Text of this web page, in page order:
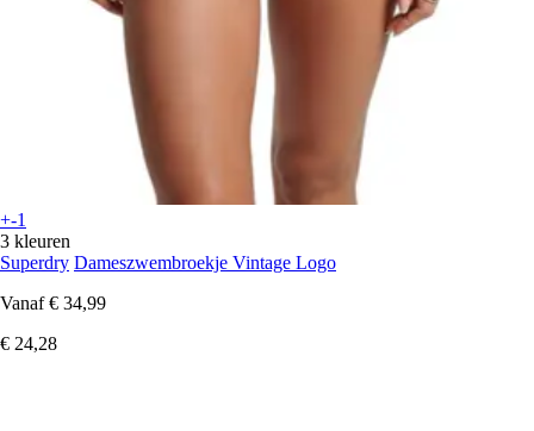
+-1
3 kleuren
Superdry Dameszwembroekje Vintage Logo
Vanaf € 34,99
€ 24,28